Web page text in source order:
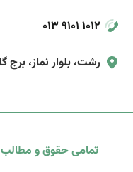
013 9101 1012
رشت، بلوار نماز، برج
تمامی حقوق و